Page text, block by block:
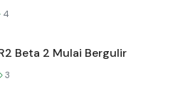
4
Beta 2 Mulai Bergulir
3